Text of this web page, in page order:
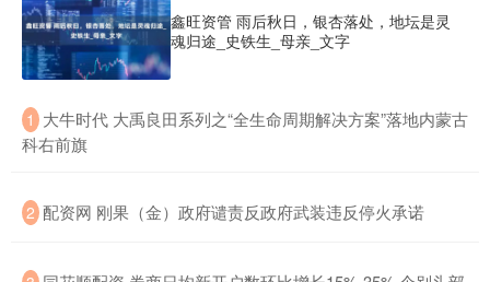
鑫旺资管 雨后秋日，银杏落处，地坛是灵
魂归途_史铁生_母亲_文字
1 ​大牛时代 大禹良田系列之“全生命周期解决方案”落地内蒙古
科右前旗
2 ​配资网 刚果（金）政府谴责反政府武装违反停火承诺